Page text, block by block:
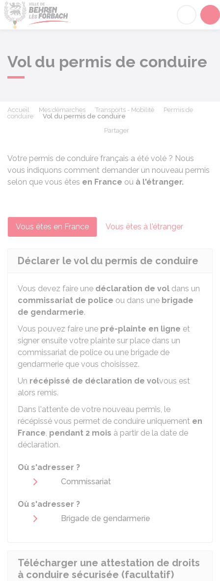
Vol du permis de conduire
Accueil Mes démarches Transports - Mobilité
Permis de
conduire
Vol du permis de conduire
Partager
Votre permis de conduire français a été volé ? Nous
vous indiquons comment demander un nouveau permis
selon que vous êtes en France ou à l'étranger.
Vous êtes en France Vous êtes à l'étranger
Déclarer le vol du permis de conduire
Vous devez faire une déclaration de vol dans un
commissariat de police ou dans une brigade
de gendarmerie.
Vous pouvez faire une pré-plainte en ligne et
signer ensuite votre plainte sur place dans un
commissariat de police ou une brigade de
gendarmerie que vous choisissez.
Un récépissé de déclaration de volvous est
alors remis.
Dans l'attente de votre nouveau permis, le
récépissé vous permet de conduire uniquement en
France, pendant 2 mois à partir de la date de
déclaration.
Où s'adresser ?
Commissariat
Où s'adresser ?
Brigade de gendarmerie
Télécharger une attestation de droits
à conduire sécurisée (facultatif)